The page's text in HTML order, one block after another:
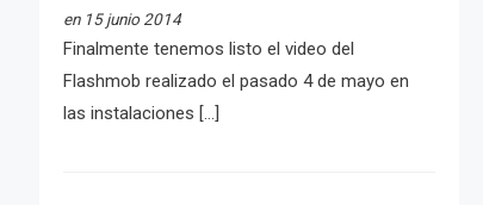
en 15 junio 2014
Finalmente tenemos listo el video del
Flashmob realizado el pasado 4 de mayo en
las instalaciones […]